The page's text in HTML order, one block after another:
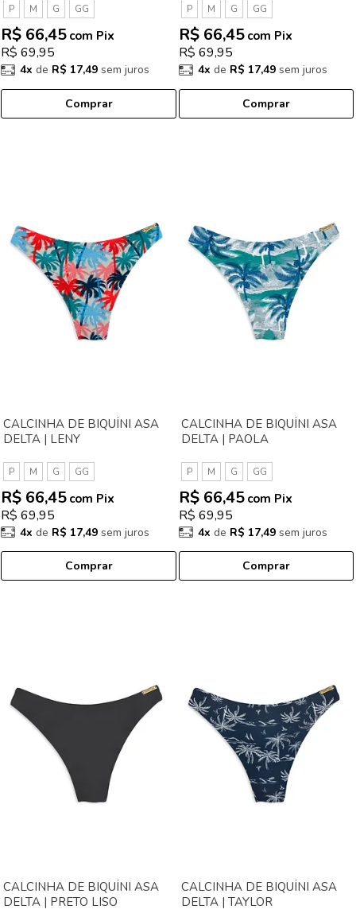
P M G GG
R$ 69,95
R$ 66,45 com Pix
4x de R$ 17,49sem juros
Comprar
P M G GG
R$ 69,95
R$ 66,45 com Pix
4x de R$ 17,49 sem juros
Comprar
CALCINHA DE BIQUÍNI ASA
DELTA | LENY
P M G GG
R$ 69,95
R$ 66,45 com Pix
4x de R$ 17,49sem juros
Comprar
CALCINHA DE BIQUÍNI ASA
DELTA | PAOLA
P M G GG
R$ 69,95
R$ 66,45 com Pix
4x de R$ 17,49 sem juros
Comprar
CALCINHA DE BIQUÍNI ASA
DELTA | PRETO LISO
CALCINHA DE BIQUÍNI ASA
DELTA | TAYLOR